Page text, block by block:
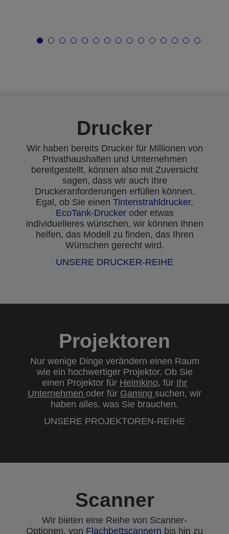
Drucker
Wir haben bereits Drucker für Millionen von
Privathaushalten und Unternehmen
bereitgestellt, können also mit Zuversicht
sagen, dass wir auch Ihre
Druckeranforderungen erfüllen können.
Egal, ob Sie einen Tintenstrahldrucker,
EcoTank-Druckeroder etwas
individuelleres wünschen, wir können Ihnen
helfen, das Modell zu finden, das Ihren
Wünschen gerecht wird.
UNSERE DRUCKER-REIHE
Projektoren
Nur wenige Dinge verändern einen Raum
wie ein hochwertiger Projektor. Ob Sie
einen Projektor für Heimkino, für Ihr
Unternehmen oder für Gaming suchen, wir
haben alles, was Sie brauchen.
UNSERE PROJEKTOREN-REIHE
Scanner
Wir bieten eine Reihe von Scanner-
Optionen, von Flachbettscannern bis hin zu